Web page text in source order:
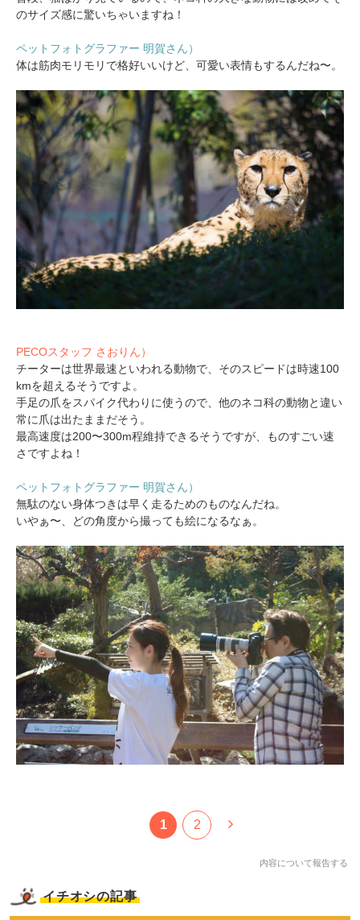
のサイズ感に驚いちゃいますね！
ペットフォトグラファー 明賀さん）
体は筋肉モリモリで格好いいけど、可愛い表情もするんだね〜。
PECOスタッフ さおりん）
チーターは世界最速といわれる動物で、そのスピードは時速100
kmを超えるそうですよ。
手足の爪をスパイク代わりに使うので、他のネコ科の動物と違い
常に爪は出たままだそう。
最高速度は200〜300m程維持できるそうですが、ものすごい速
さですよね！
ペットフォトグラファー 明賀さん）
無駄のない身体つきは早く走るためのものなんだね。
いやぁ〜、どの角度から撮っても絵になるなぁ。
1 2
内容について報告する
イチオシの記事